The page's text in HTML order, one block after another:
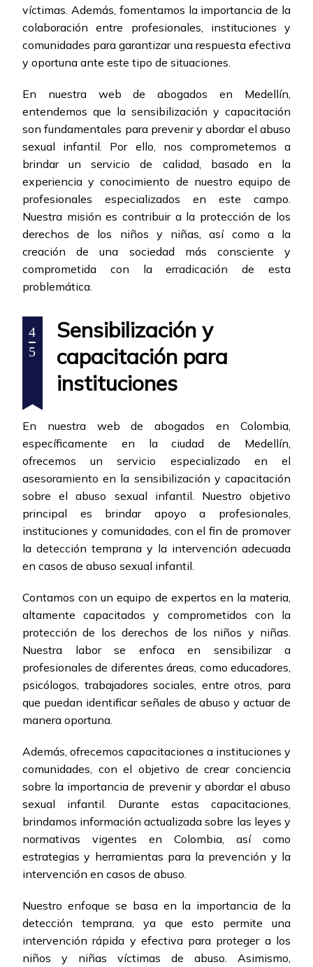
víctimas. Además, fomentamos la importancia de la
colaboración entre profesionales, instituciones y
comunidades para garantizar una respuesta efectiva
y oportuna ante este tipo de situaciones.
En nuestra web de abogados en Medellín,
entendemos que la sensibilización y capacitación
son fundamentales para prevenir y abordar el abuso
sexual infantil. Por ello, nos comprometemos a
brindar un servicio de calidad, basado en la
experiencia y conocimiento de nuestro equipo de
profesionales especializados en este campo.
Nuestra misión es contribuir a la protección de los
derechos de los niños y niñas, así como a la
creación de una sociedad más consciente y
comprometida con la erradicación de esta
problemática.
4
5
Sensibilización y
capacitación para
instituciones
En nuestra web de abogados en Colombia,
específicamente en la ciudad de Medellín,
ofrecemos un servicio especializado en el
asesoramiento en la sensibilización y capacitación
sobre el abuso sexual infantil. Nuestro objetivo
principal es brindar apoyo a profesionales,
instituciones y comunidades, con el fin de promover
la detección temprana y la intervención adecuada
en casos de abuso sexual infantil.
Contamos con un equipo de expertos en la materia,
altamente capacitados y comprometidos con la
protección de los derechos de los niños y niñas.
Nuestra labor se enfoca en sensibilizar a
profesionales de diferentes áreas, como educadores,
psicólogos, trabajadores sociales, entre otros, para
que puedan identificar señales de abuso y actuar de
manera oportuna.
Además, ofrecemos capacitaciones a instituciones y
comunidades, con el objetivo de crear conciencia
sobre la importancia de prevenir y abordar el abuso
sexual infantil. Durante estas capacitaciones,
brindamos información actualizada sobre las leyes y
normativas vigentes en Colombia, así como
estrategias y herramientas para la prevención y la
intervención en casos de abuso.
Nuestro enfoque se basa en la importancia de la
detección temprana, ya que esto permite una
intervención rápida y efectiva para proteger a los
niños y niñas víctimas de abuso. Asimismo,